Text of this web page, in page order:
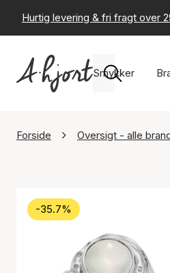
Hurtig levering & fri fragt over
Smykker
Forside Oversigt - alle
-35.7%